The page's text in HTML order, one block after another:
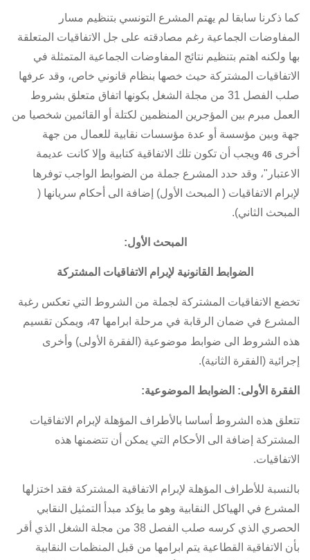
كما ذكرنا سابقا لم يهتم المشرع التونسي بتنظيم مسار
المفاوضات الجماعية رغم مصادقته على جل الاتفاقيات المتعلقة
بها ولكنه اهتم بتنظيم نتائج المفاوضات الجماعية المتمثلة في
الاتفاقيات المشتركة حيث خصها بنظام قانوني خاص، وقد عرفها
صلب الفصل 31 من مجلة الشغل
بكونها اتفاق متعلق بشروط
العمل مبرم بين المؤجرين المنظمين لكتلة أو القائمين شخصيا من
جهة وبين مؤسسة أو عدة مؤسسات نقابية للعمال من جهة
أخرى 46 ويجب أن تكون تلك الاتفاقية كتابية وإلا كانت عديمة
الاعتبار"، وقد حدد المشرع جملة من الضوابط الواجب توفرها
لإبرام الاتفاقيات ( المبحث الأول) إضافة الى أحكام سريانها (
المبحث الثاني).
المبحث الأول:
الضوابط القانونية لإبرام الاتفاقيات المشتركة
تخضع الاتفاقيات المشتركة لجملة من الشروط التي تعكس رغبة
المشرع في ضمان الرقابة في مرحلة ابرامها 47، ويمكن تقسيم
هذه الشروط الى ضوابط موضوعية (الفقرة الأولى) وأخرى
إجرائية (الفقرة الثانية).
الفقرة الأولى: الضوابط الموضوعية:
تتعلق هذه الشروط أساسا بالأطراف المؤهلة لإبرام الاتفاقيات
المشتركة إضافة الى الأحكام التي يمكن أن تتضمنها هذه
الاتفاقيات.
بالنسبة للأطراف المؤهلة لإبرام الاتفاقية المشتركة فقد اختزلها
المشرع في الهياكل النقابية وهو ما يؤكد مبدأ التمثيل النقابي
الحصري الذي كرسه صلب الفصل 38 من مجلة الشغل
الذي أقر
بأن الاتفاقية القطاعية يتم ابرامها من قبل المنظمات النقابية